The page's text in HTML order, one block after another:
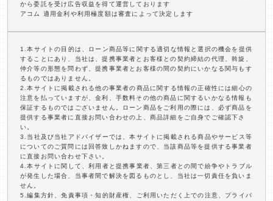
から委託を受け広告収益を得て運営しております
アコム 適用金利や利用極度額は審査によって決定します
1.本サイトの目的は、ローン商品等に関する適切な情報と選択の機会を提供
することにあり、当社は、提携事業者とお客様との契約締結の代理、斡旋、
仲介等の形態を問わず、提携事業者とお客様の間の契約にいかなる関与もす
るものではありません。
2.本サイトに掲載される他の事業者の商品に関する情報の正確性には細心の
注意を払っていますが、金利、手数料その他の商品に関するいかなる情報も
保証するものではございません。ローン商品をご利用の際には、必ず商品を
提供する事業者に直接お問い合わせの上、商品詳細をご自身でご確認下さ
い。
3.当社及び当社アドバイザーでは、本サイトに掲載される商品やサービス等
についてのご質問には回答致しかねますので、当該商品等を提供する事業者
に直接お問い合わせ下さい。
4.本サイトに関して、利用者と提携事業者、第三者との間で紛争やトラブル
が発生した場合、当事者間で解決を図るものとし、当社は一切責任を負いま
せん。
5.編集方針、免責事項・知的財産権、ご利用いただく上での注意、プライバ